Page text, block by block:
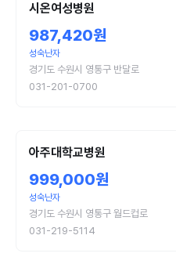
시온여성병원
987,420원
성숙난자
경기도 수원시 영통구 반달로
031-201-0700
아주대학교병원
999,000원
성숙난자
경기도 수원시 영통구 월드컵로
031-219-5114